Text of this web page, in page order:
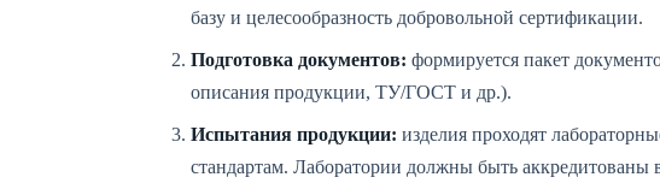
базу и целесообразность добровольной сертификации.
Подготовка документов: формируется пакет
описания продукции, ТУ/ГОСТ и др.).
Испытания продукции: изделия проходят
стандартам. Лаборатории должны быть аккредитованы